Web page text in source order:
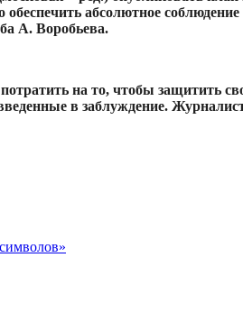
абсолютное
А. Воробьева.
на то, чтобы защитить
в заблуждение.